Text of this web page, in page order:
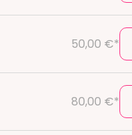
50,00 €*
80,00 €*